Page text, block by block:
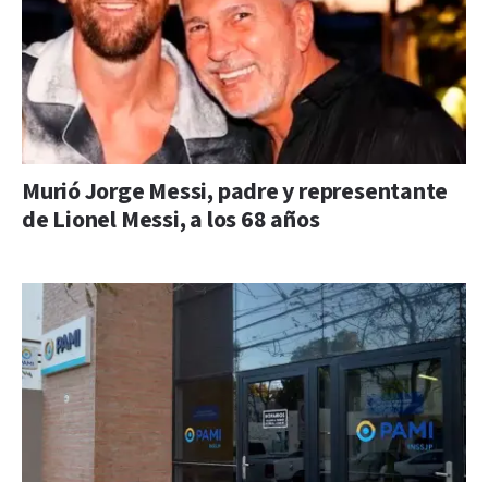
Murió Jorge Messi, padre y representante
de Lionel Messi, a los 68 años